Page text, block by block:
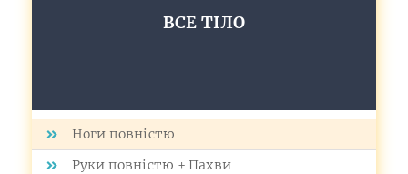
ВСЕ ТІЛО
Ноги повністю
Руки повністю + Пахви